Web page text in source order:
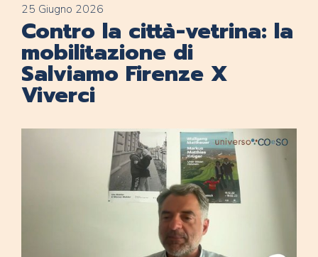
25 Giugno 2026
Contro la città-vetrina: la
mobilitazione di
Salviamo Firenze X
Viverci